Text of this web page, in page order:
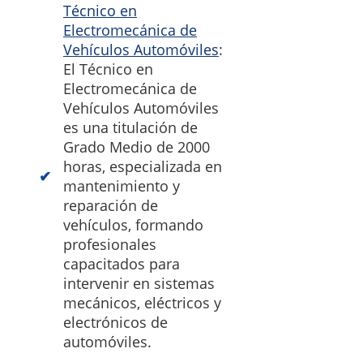
Técnico en
Electromecánica de
Vehículos Automóviles:
El Técnico en
Electromecánica de
Vehículos Automóviles
es una titulación de
Grado Medio de 2000
horas, especializada en
mantenimiento y
reparación de
vehículos, formando
profesionales
capacitados para
intervenir en sistemas
mecánicos, eléctricos y
electrónicos de
automóviles.